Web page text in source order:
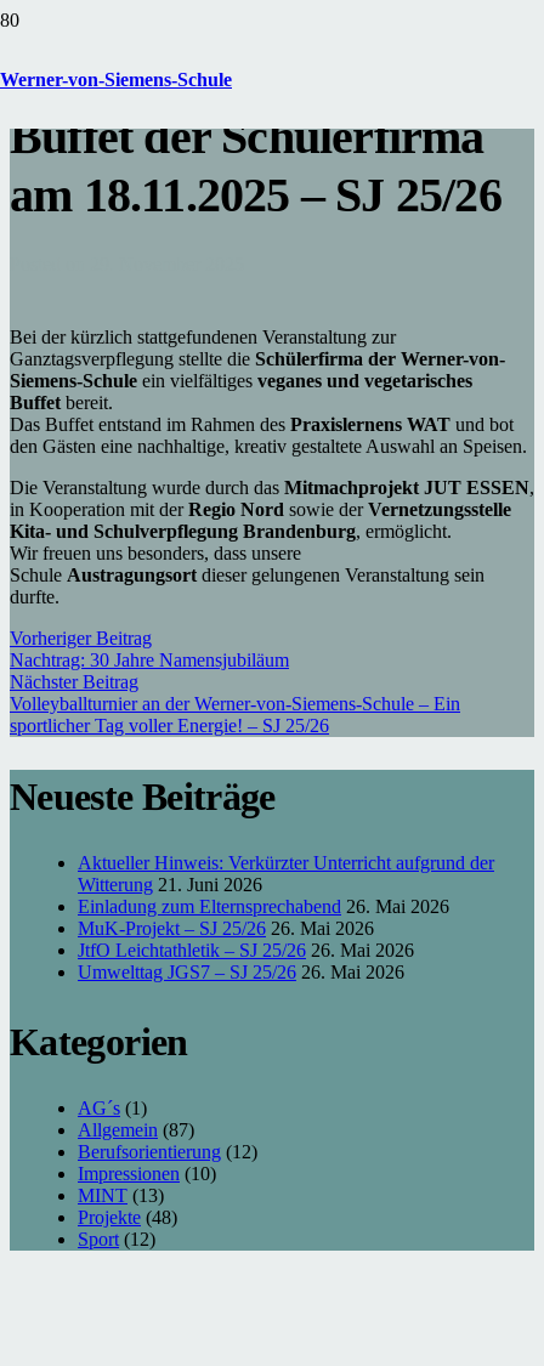
Werner-von-Siemens-Schule
Veganes & vegetarisches
Buffet der Schülerfirma
am 18.11.2025 – SJ 25/26
Bei der kürzlich stattgefundenen Veranstaltung zur
Ganztagsverpflegung stellte die Schülerfirma der Werner-von-
Siemens-Schule ein vielfältiges veganes und vegetarisches
Buffet bereit.
Das Buffet entstand im Rahmen des Praxislernens WAT und bot
den Gästen eine nachhaltige, kreativ gestaltete Auswahl an Speisen.
Die Veranstaltung wurde durch das Mitmachprojekt JUT ESSEN,
in Kooperation mit derRegio Nord sowie derVernetzungsstelle
Kita- und Schulverpflegung Brandenburg, ermöglicht.
Wir freuen uns besonders, dass unsere
Schule Austragungsort dieser gelungenen Veranstaltung sein
durfte.
Vorheriger Beitrag
Nachtrag: 30 Jahre Namensjubiläum
Nächster Beitrag
Volleyballturnier an der Werner-von-Siemens-Schule – Ein
sportlicher Tag voller Energie! – SJ 25/26
Neueste Beiträge
Aktueller Hinweis: Verkürzter Unterricht aufgrund der
Witterung 21. Juni 2026
Einladung zum Elternsprechabend 26. Mai 2026
MuK-Projekt – SJ 25/26 26. Mai 2026
JtfO Leichtathletik – SJ 25/26 26. Mai 2026
Umwelttag JGS7 – SJ 25/26 26. Mai 2026
Kategorien
AG´s (1)
Allgemein (87)
Berufsorientierung (12)
Impressionen (10)
MINT (13)
Projekte (48)
Sport (12)